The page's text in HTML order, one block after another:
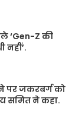
‘Gen-Z की
नहीं’.
पर जकरबर्ग को
समित ने कहा.